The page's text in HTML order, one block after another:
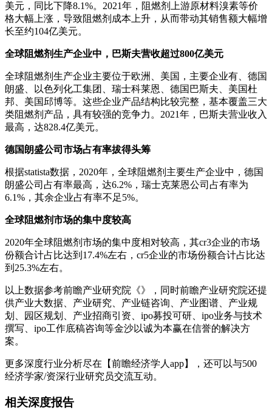
美元，同比下降8.1%。2021年，阻燃剂上游原材料溴素等价
格大幅上涨，导致阻燃剂成本上升，从而带动其销售额大幅增
长至约104亿美元。
全球阻燃剂生产企业中，巴斯夫营收超过800亿美元
全球阻燃剂生产企业主要位于欧洲、美国，主要企业有、德国
朗盛、以色列化工集团、瑞士科莱恩、德国巴斯夫、美国杜
邦、美国邱博等。这些企业产品结构比较完整，基本覆盖三大
类阻燃剂产品，具有较强的竞争力。2021年，巴斯夫营业收入
最高，达828.4亿美元。
德国朗盛公司市场占有率拔得头筹
根据statista数据，2020年，全球阻燃剂主要生产企业中，德国
朗盛公司占有率最高，达6.2%，瑞士克莱恩公司占有率为
6.1%，其余企业占有率不足5%。
全球阻燃剂市场的集中度较高
2020年全球阻燃剂市场的集中度相对较高，其cr3企业的市场
份额合计占比达到17.4%左右，cr5企业的市场份额合计占比达
到25.3%左右。
以上数据参考前瞻产业研究院《》，同时前瞻产业研究院还提
供产业大数据、产业研究、产业链咨询、产业图谱、产业规
划、园区规划、产业招商引资、ipo募投可研、ipo业务与技术
撰写、ipo工作底稿咨询等金沙以诚为本赢在信誉的解决方
案。
更多深度行业分析尽在【前瞻经济学人app】，还可以与500
经济学家/资深行业研究员交流互动。
相关深度报告